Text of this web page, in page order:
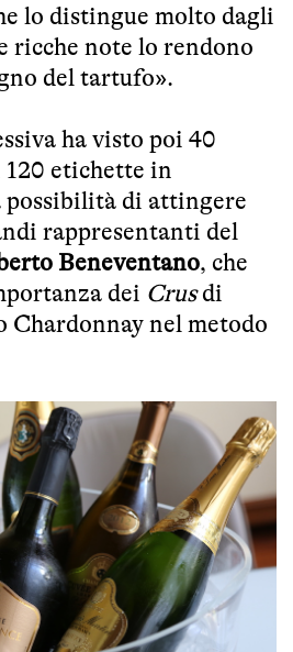
lo distingue molto dagli
note lo rendono
del tartufo».
ha visto poi 40
etichette in
possibilità di attingere
rappresentanti del
Beneventano, che
dei Crusdi
Chardonnay nel metodo